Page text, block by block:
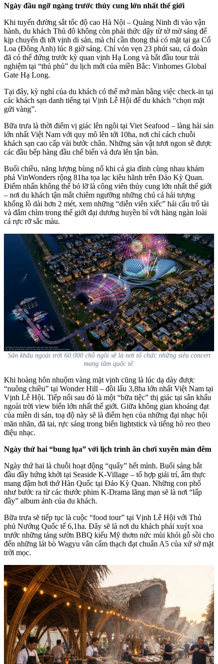
Ngày đầu ngỡ ngàng trước thủy cung lớn nhất thế giới
Khi tuyến đường sắt tốc độ cao Hà Nội – Quảng Ninh đi vào vận
hành, du khách Thủ đô không còn phải thức dậy từ tờ mờ sáng để
kịp chuyến đi tới vịnh di sản, mà chỉ cần thong thả có mặt tại ga Cổ
Loa (Đông Anh) lúc 8 giờ sáng. Chỉ vỏn vẹn 23 phút sau, cả đoàn
đã có thể đứng trước kỳ quan vịnh Hạ Long và bắt đầu tour trải
nghiệm tại “thủ phủ” du lịch mới của miền Bắc: Vinhomes Global
Gate Hạ Long.
Tại đây, kỳ nghỉ của du khách có thể mở màn bằng việc check-in tại
các khách sạn danh tiếng tại Vịnh Lễ Hội để du khách “chọn mặt
gửi vàng”.
Bữa trưa là thời điểm vị giác lên ngôi tại Viet Seafood – làng hải sản
lớn nhất Việt Nam với quy mô lên tới 10ha, nơi chỉ cách chuỗi
khách sạn cao cấp vài bước chân. Những sản vật tươi ngon sẽ được
các đầu bếp hàng đầu chế biến và đưa lên tận bàn.
Buổi chiều, năng lượng bùng nổ khi cả gia đình cùng nhau khám
phá VinWonders rộng 81ha tọa lạc kiêu hãnh trên Đảo Kỳ Quan.
Điểm nhấn không thể bỏ lỡ là công viên thủy cung lớn nhất thế giới
– nơi du khách tận mắt chiêm ngưỡng những chú cá hải tượng
khổng lồ dài hơn 2 mét, xem những “diễn viên xiếc” hải cẩu trổ tài
và đắm chìm trong thế giới đại dương huyền bí với hàng ngàn loài
cá rực rỡ sắc màu.
Sân khấu ngoài trời 60.000 chỗ ngồi sẽ là nơi tổ chức những siêu concert
mang tầm quốc tế.
Khi hoàng hôn nhuộm vàng mặt vịnh cũng là lúc dạ dày được
“nuông chiều” tại Wonder Hill – đồi lẩu 3,8ha lớn nhất Việt Nam tại
Vịnh Lễ Hội. Tiếp nối sau đó là một “bữa tiệc” thị giác tại sân khấu
ngoài trời view biển lớn nhất thế giới. Giữa không gian khoáng đạt
của miền di sản, toạ độ này sẽ là điểm hẹn của những đại nhạc hội
mãn nhãn, đã tai, rực sáng trong biển lightstick và tiếng hò reo theo
điệu nhạc.
Ngày thứ hai “bung lụa” với lịch trình ăn chơi xuyên màn đêm
Ngày thứ hai là chuỗi hoạt động “quẩy” hết mình. Buổi sáng bắt
đầu đầy hứng khởi tại Seaside K-Village – tổ hợp giải trí, ẩm thực
mang đậm hơi thở Hàn Quốc tại Đảo Kỳ Quan. Những con phố
như bước ra từ các thước phim K-Drama lãng mạn sẽ là nơi “lấp
đầy” album ảnh của du khách.
Bữa trưa sẽ tiếp tục là cuộc “food tour” tại Vịnh Lễ Hội với Thủ
phủ Nướng Quốc tế 6,1ha. Đây sẽ là nơi du khách phải xuýt xoa
trước những tảng sườn BBQ kiểu Mỹ thơm nức mùi khói gỗ sồi cho
đến những lát bò Wagyu vân cẩm thạch đạt chuẩn A5 của xứ sở mặt
trời mọc.